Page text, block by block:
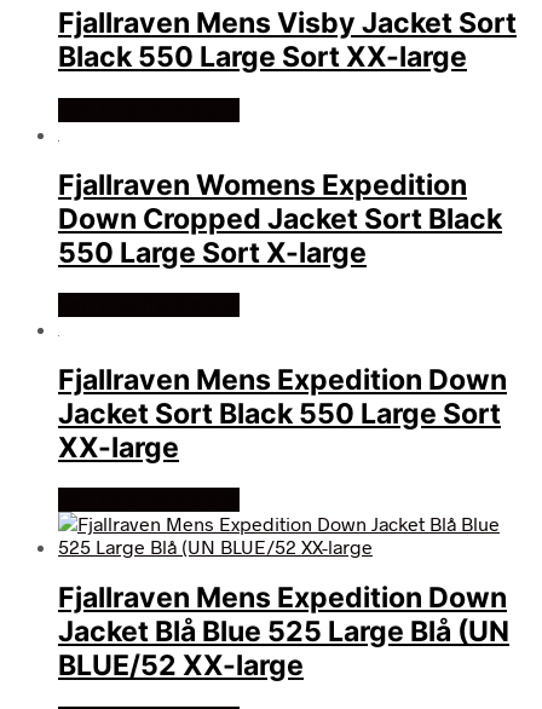
Fjallraven Mens Visby Jacket Sort
Black 550 Large Sort XX-large
Fjallraven Womens Expedition
Down Cropped Jacket Sort Black
550 Large Sort X-large
Fjallraven Mens Expedition Down
Jacket Sort Black 550 Large Sort
XX-large
Fjallraven Mens Expedition Down
Jacket Blå Blue 525 Large Blå (UN
BLUE/52 XX-large